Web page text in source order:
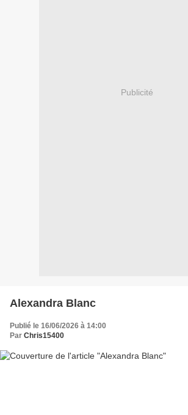
Publicité
Alexandra Blanc
Publié le 16/06/2026 à 14:00
Par Chris15400